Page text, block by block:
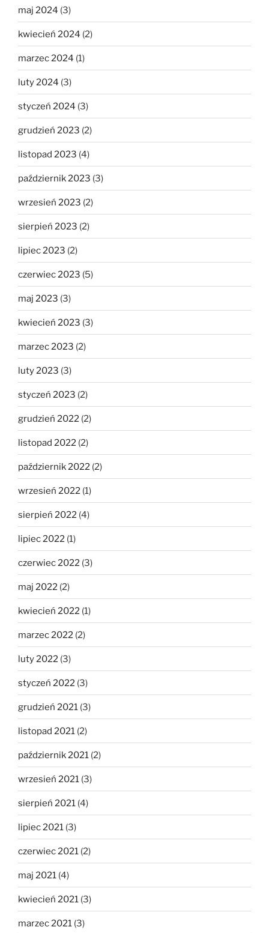
maj 2024 (3)
kwiecień 2024 (2)
marzec 2024 (1)
luty 2024 (3)
styczeń 2024 (3)
grudzień 2023 (2)
listopad 2023 (4)
październik 2023 (3)
wrzesień 2023 (2)
sierpień 2023 (2)
lipiec 2023 (2)
czerwiec 2023 (5)
maj 2023 (3)
kwiecień 2023 (3)
marzec 2023 (2)
luty 2023 (3)
styczeń 2023 (2)
grudzień 2022 (2)
listopad 2022 (2)
październik 2022 (2)
wrzesień 2022 (1)
sierpień 2022 (4)
lipiec 2022 (1)
czerwiec 2022 (3)
maj 2022 (2)
kwiecień 2022 (1)
marzec 2022 (2)
luty 2022 (3)
styczeń 2022 (3)
grudzień 2021 (3)
listopad 2021 (2)
październik 2021 (2)
wrzesień 2021 (3)
sierpień 2021 (4)
lipiec 2021 (3)
czerwiec 2021 (2)
maj 2021 (4)
kwiecień 2021 (3)
marzec 2021 (3)